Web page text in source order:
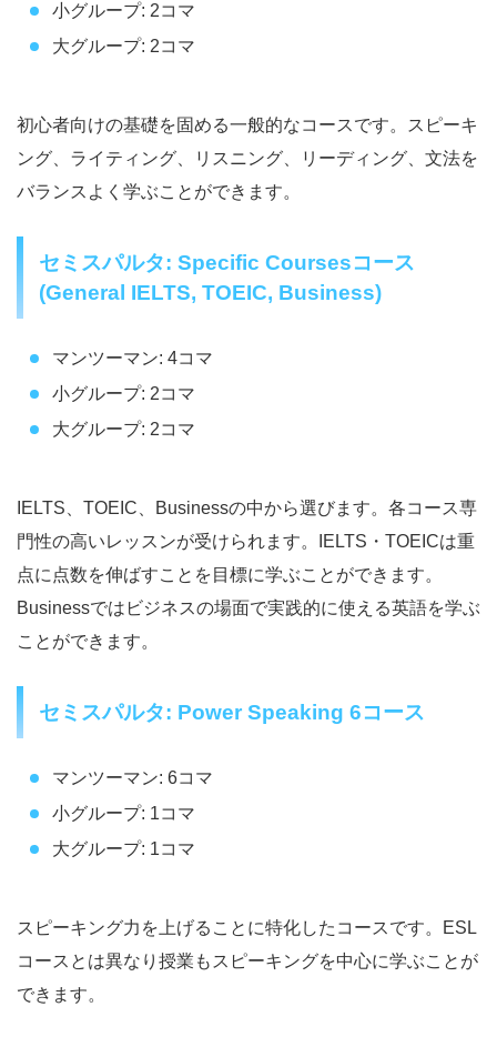
小グループ: 2コマ
大グループ: 2コマ
初心者向けの基礎を固める一般的なコースです。スピーキ
ング、ライティング、リスニング、リーディング、文法を
バランスよく学ぶことができます。
セミスパルタ: Specific Coursesコース
(General IELTS, TOEIC, Business)
マンツーマン: 4コマ
小グループ: 2コマ
大グループ: 2コマ
IELTS、TOEIC、Businessの中から選びます。各コース専
門性の高いレッスンが受けられます。IELTS・TOEICは重
点に点数を伸ばすことを目標に学ぶことができます。
Businessではビジネスの場面で実践的に使える英語を学ぶ
ことができます。
セミスパルタ: Power Speaking 6コース
マンツーマン: 6コマ
小グループ: 1コマ
大グループ: 1コマ
スピーキング力を上げることに特化したコースです。ESL
コースとは異なり授業もスピーキングを中心に学ぶことが
できます。